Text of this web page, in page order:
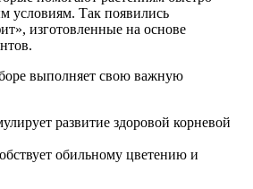
условиям. Так появились
изготовленные на основе
выполняет свою важную
развитие здоровой корневой
обильному цветению и